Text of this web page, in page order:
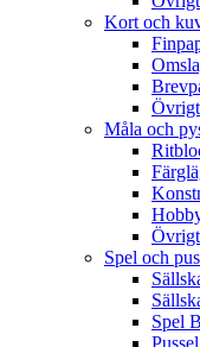
Kort och
Måla och
Spel och
Spel